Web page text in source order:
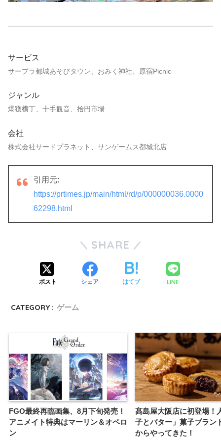
サービス
サープラ都城あそびタウン、おみく神社、原宿Picnic
ジャンル
爆獲横丁、十手観音、拾円市場
会社
株式会社サードプラネット、サンゲームス都城北店
引用元:
https://prtimes.jp/main/html/rd/p/000000036.0000
62298.html
SHARE
ポスト シェア はてブ LINE
CATEGORY : ゲーム
FGO最終再臨画集、8月下旬発売！
アニメイト特典はマーリン＆オベロ
ン
髙島屋大阪店に初登場！
子とバター」菓子ブラン
からやってきた！